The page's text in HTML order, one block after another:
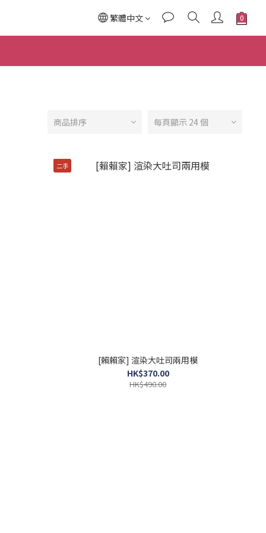
繁體中文
商品排序 每頁顯示 24 個
二手
[賴賴家] 渲染大吐司兩用模
HK$370.00
HK$490.00